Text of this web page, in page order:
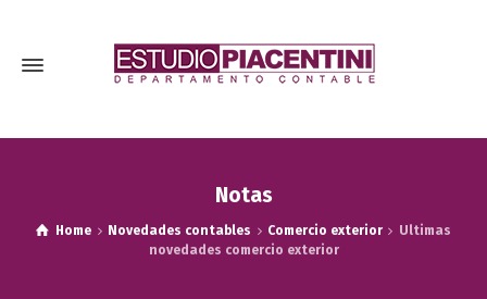
Notas
Home Novedades contables Comercio exterior
Ultimas
novedades comercio exterior